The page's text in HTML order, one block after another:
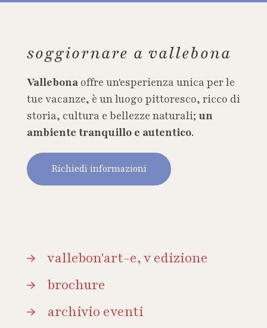
soggiornare a vallebona
Vallebona offre un'esperienza unica per le
tue vacanze, è un luogo pittoresco, ricco di
storia, cultura e bellezze naturali; un
ambiente tranquillo e autentico.
Richiedi informazioni
vallebon'art-e, v edizione
brochure
archivio eventi